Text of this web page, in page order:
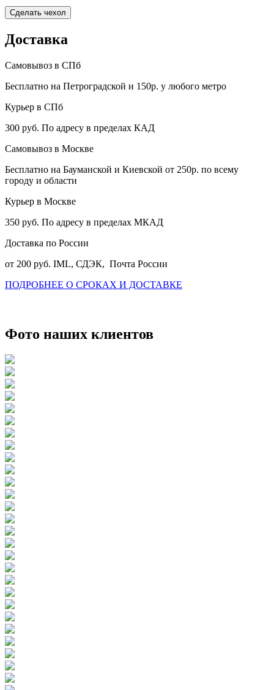
Сделать чехол
Доставка
Самовывоз в СПб
Бесплатно на Петроградской и 150р. у любого метро
Курьер в СПб
300 руб. По адресу в пределах КАД
Самовывоз в Москве
Бесплатно на Бауманской и Киевской от 250р. по всему
городу и области
Курьер в Москве
350 руб. По адресу в пределах МКАД
Доставка по России
от 200 руб. IML, СДЭК, Почта России
ПОДРОБНЕЕ О СРОКАХ И ДОСТАВКЕ
Фото наших клиентов